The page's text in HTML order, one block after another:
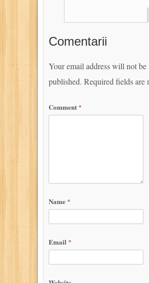
Comentarii
Your email address will not be
published. Required fields are
Comment *
Name *
Email *